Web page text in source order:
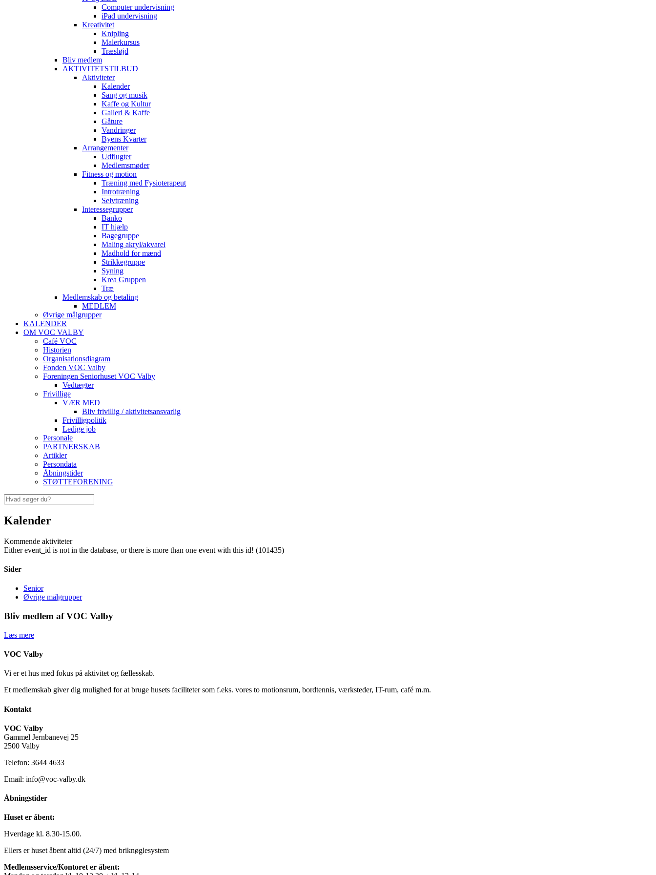
Computer undervisning
iPad undervisning
Kreativitet
Knipling
Malerkursus
Træsløjd
Bliv medlem
AKTIVITETSTILBUD
Aktiviteter
Kalender
Sang og musik
Kaffe og Kultur
Galleri & Kaffe
Gåture
Vandringer
Byens Kvarter
Arrangementer
Udflugter
Medlemsmøder
Fitness og motion
Træning med Fysioterapeut
Introtræning
Selvtræning
Interessegrupper
Banko
IT hjælp
Bagegruppe
Maling akryl/akvarel
Madhold for mænd
Strikkegruppe
Syning
Krea Gruppen
Træ
Medlemskab og betaling
MEDLEM
Øvrige målgrupper
KALENDER
OM VOC VALBY
Café VOC
Historien
Organisationsdiagram
Fonden VOC Valby
Foreningen Seniorhuset VOC Valby
Vedtægter
Frivillige
VÆR MED
Bliv frivillig / aktivitetsansvarlig
Frivilligpolitik
Ledige job
Personale
PARTNERSKAB
Artikler
Persondata
Åbningstider
STØTTEFORENING
Kalender
Kommende aktiviteter
Either event_id is not in the database, or there is more than one event with this id! (101435)
Sider
Senior
Øvrige målgrupper
Bliv medlem af VOC Valby
Læs mere
VOC Valby
Vi er et hus med fokus på aktivitet og fællesskab.
Et medlemskab giver dig mulighed for at bruge husets faciliteter som f.eks. vores to motionsrum, bordtennis, værksteder, IT-rum, café m.m.
Kontakt
VOC Valby
Gammel Jernbanevej 25
2500 Valby
Telefon: 3644 4633
Email: info@voc-valby.dk
Åbningstider
Huset er åbent:
Hverdage kl. 8.30-15.00.
Ellers er huset åbent altid (24/7) med briknøglesystem
Medlemsservice/Kontoret er åbent: